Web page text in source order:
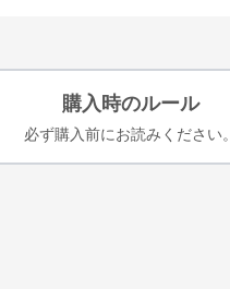
購入時のルール
必ず購入前にお読みください。